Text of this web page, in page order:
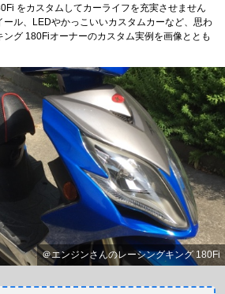
をカスタムしてカーライフを充実させません
ル、LEDやかっこいいカスタムカーなど、思わ
グ 180Fiオーナーのカスタム実例を画像ととも
＠エンジンさんのレーシングキング 180Fi